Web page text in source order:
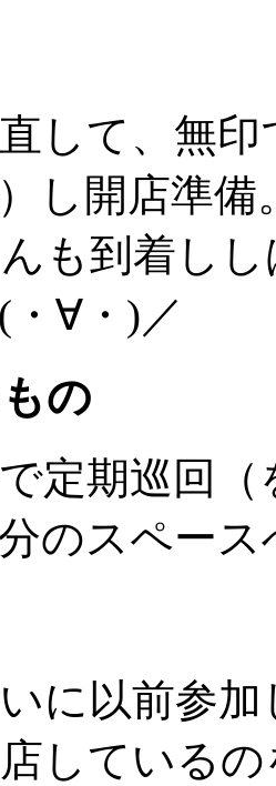
して、無
し開店準備
も到着し
・∀・)／
の
定期巡回（
のスペース
に以前参
している